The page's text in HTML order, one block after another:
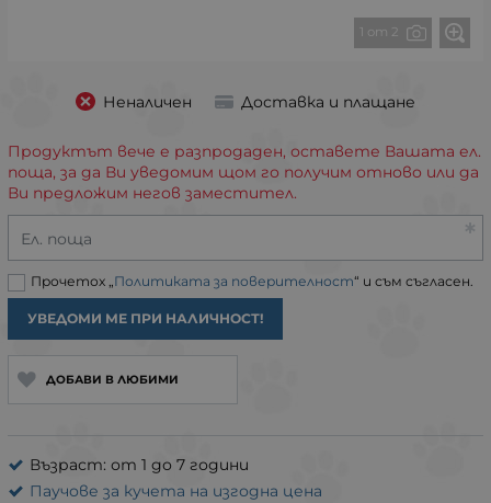
1 от 2
Неналичен Доставка и плащане
Продуктът вече е разпродаден, оставете Вашата ел.
поща, за да Ви уведомим щом го получим отново или да
Ви предложим негов заместител.
Ел. поща
Прочетох „ Политиката за поверителност“ и съм съгласен.
УВЕДОМИ МЕ ПРИ НАЛИЧНОСТ!
ДОБАВИ В ЛЮБИМИ
Възраст: от 1 до 7 години
Паучове за кучета на изгодна цена